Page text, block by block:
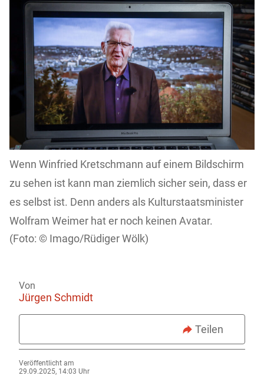
Wenn Winfried Kretschmann auf einem Bildschirm
zu sehen ist kann man ziemlich sicher sein, dass er
es selbst ist. Denn anders als Kulturstaatsminister
Wolfram Weimer hat er noch keinen Avatar.
Imago/Rüdiger Wölk)
Von
Jürgen Schmidt
Teilen
Veröffentlicht am
29.09.2025, 14:03 Uhr